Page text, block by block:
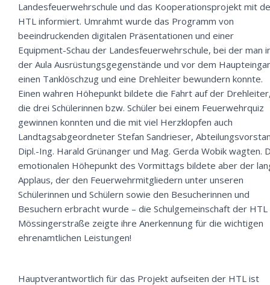
Landesfeuerwehrschule und das Kooperationsprojekt mit
HTL informiert. Umrahmt wurde das Programm von
beeindruckenden digitalen Präsentationen und einer
Equipment-Schau der Landesfeuerwehrschule, bei der man
der Aula Ausrüstungsgegenstände und vor dem
einen Tanklöschzug und eine Drehleiter bewundern konnte.
Einen wahren Höhepunkt bildete die Fahrt auf der
die drei Schülerinnen bzw. Schüler bei einem Feuerwehrquiz
gewinnen konnten und die mit viel Herzklopfen auch
Landtagsabgeordneter Stefan Sandrieser,
Dipl.-Ing. Harald Grünanger und Mag. Gerda Wobik wagten.
emotionalen Höhepunkt des Vormittags bildete aber der
Applaus, der den Feuerwehrmitgliedern unter unseren
Schülerinnen und Schülern sowie den Besucherinnen und
Besuchern erbracht wurde – die Schulgemeinschaft der HTL
Mössingerstraße zeigte ihre Anerkennung für die wichtigen
ehrenamtlichen Leistungen!
Hauptverantwortlich für das Projekt aufseiten der HTL ist